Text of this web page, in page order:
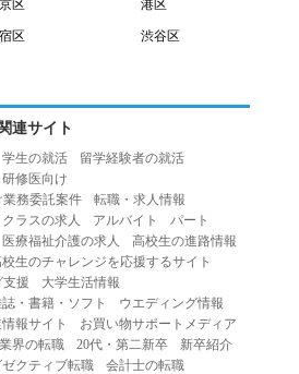
賃貸借契約期間の途中で、利用者
スを利用する上で次の各号に定める
、または自己以外の情報を登録す
まして本サービスを利用する行為
の著作権等の知的財産権、プライ
侵害する行為
者を誹謗中傷する行為
者に不利益を与える行為
区 港区
区 渋谷区
連サイト
学生の就活
留学経験者の就活
修医向け
務委託案件
転職・求人情報
ラスの求人 アルバイト
パート
医療福祉介護の求人
高校生の進路情報
生のチャレンジを応援するサイト
援
大学生活情報
・書籍・ソフト
ウエディング情報
報サイト
お買い物サポートメディア
界の転職 20代・第二新卒
新卒紹介
ゼクティブ転職
会計士の転職